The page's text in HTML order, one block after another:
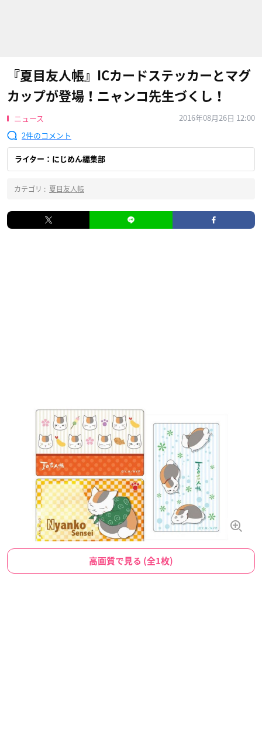
『夏目友人帳』ICカードステッカーとマグ
カップが登場！ニャンコ先生づくし！
ニュース
2016年08月26日 12:00
2
ライター：にじめん編集部
カテゴリ : 夏目友人帳
高画質で見る (全1枚)